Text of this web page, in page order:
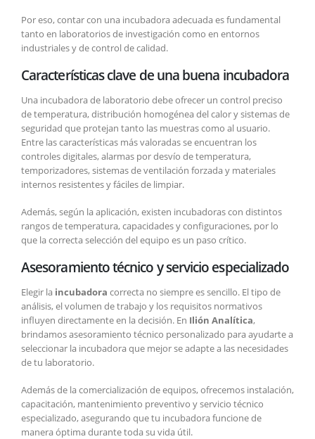
Por eso, contar con una incubadora adecuada es fundamental
tanto en laboratorios de investigación como en entornos
industriales y de control de calidad.
Características clave de una buena incubadora
Una incubadora de laboratorio debe ofrecer un control preciso
de temperatura, distribución homogénea del calor y sistemas de
seguridad que protejan tanto las muestras como al usuario.
Entre las características más valoradas se encuentran los
controles digitales, alarmas por desvío de temperatura,
temporizadores, sistemas de ventilación forzada y materiales
internos resistentes y fáciles de limpiar.
Además, según la aplicación, existen incubadoras con distintos
rangos de temperatura, capacidades y configuraciones, por lo
que la correcta selección del equipo es un paso crítico.
Asesoramiento técnico y servicio especializado
Elegir la incubadora correcta no siempre es sencillo. El tipo de
análisis, el volumen de trabajo y los requisitos normativos
influyen directamente en la decisión. En Ilión Analítica,
brindamos asesoramiento técnico personalizado para ayudarte a
seleccionar la incubadora que mejor se adapte a las necesidades
de tu laboratorio.
Además de la comercialización de equipos, ofrecemos instalación,
capacitación, mantenimiento preventivo y servicio técnico
especializado, asegurando que tu incubadora funcione de
manera óptima durante toda su vida útil.